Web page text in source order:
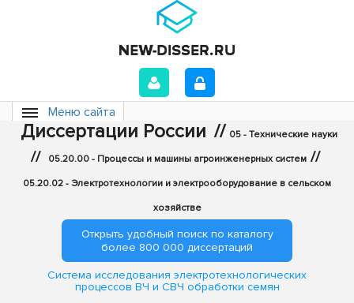
Меню сайта
Диссертации России // 05 - Технические науки
// 05.20.00 - Процессы и машины агроинженерных систем //
05.20.02 - Электротехнологии и электрооборудование в сельском
хозяйстве
Открыть удобный поиск по каталогу
более 800 000 диссертаций
Система исследования электротехнологических
процессов ВЧ и СВЧ обработки семян